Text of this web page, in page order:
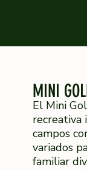
MINI
El Mini
recreativa
campos
variados
familiar